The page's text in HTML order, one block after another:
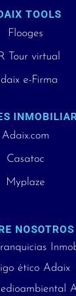
TOOLS
Flooges
Tour virtual
e-Firma
Adaix.com
Casatoc
Myplaze
NOSOTROS
ético Adaix